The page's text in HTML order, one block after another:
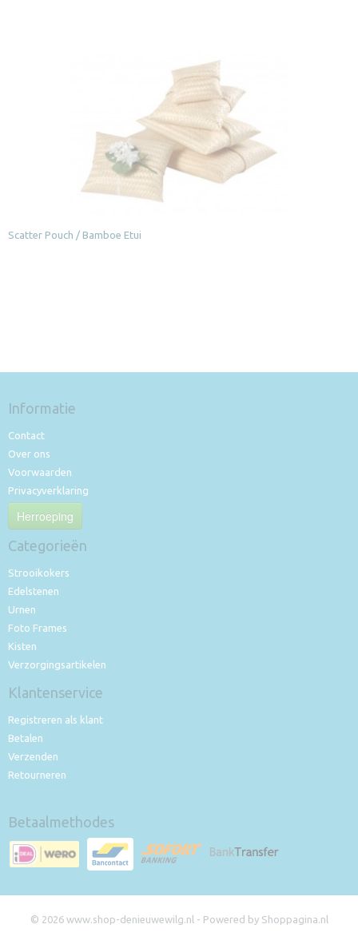
Scatter Pouch / Bamboe Etui
Informatie
Contact
Over ons
Voorwaarden
Privacyverklaring
Herroeping
Categorieën
Strooikokers
Edelstenen
Urnen
Foto Frames
Kisten
Verzorgingsartikelen
Klantenservice
Registreren als klant
Betalen
Verzenden
Retourneren
Betaalmethodes
© 2026 www.shop-denieuwewilg.nl - Powered by Shoppagina.nl